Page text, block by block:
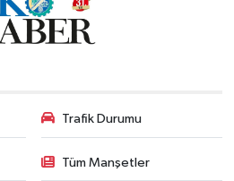
Trafik Durumu
Tüm Manşetler